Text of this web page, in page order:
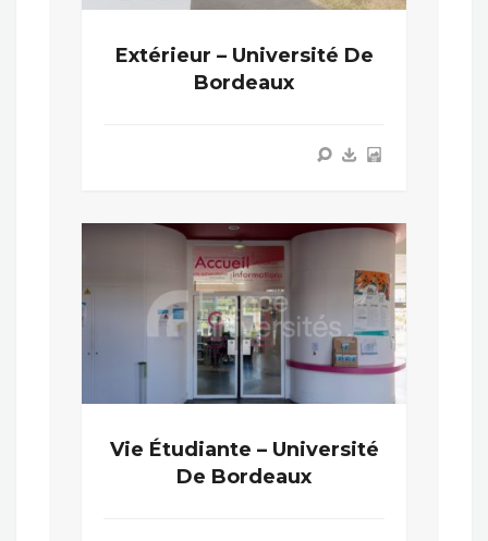
Extérieur – Université De
Bordeaux
Vie Étudiante – Université
De Bordeaux